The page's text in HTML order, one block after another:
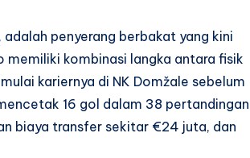
penyerang berbakat yang kini
memiliki kombinasi langka antara fisik
kariernya di NK Domžale sebelum
16 gol dalam 38 pertandingan
biaya transfer sekitar €24 juta, dan